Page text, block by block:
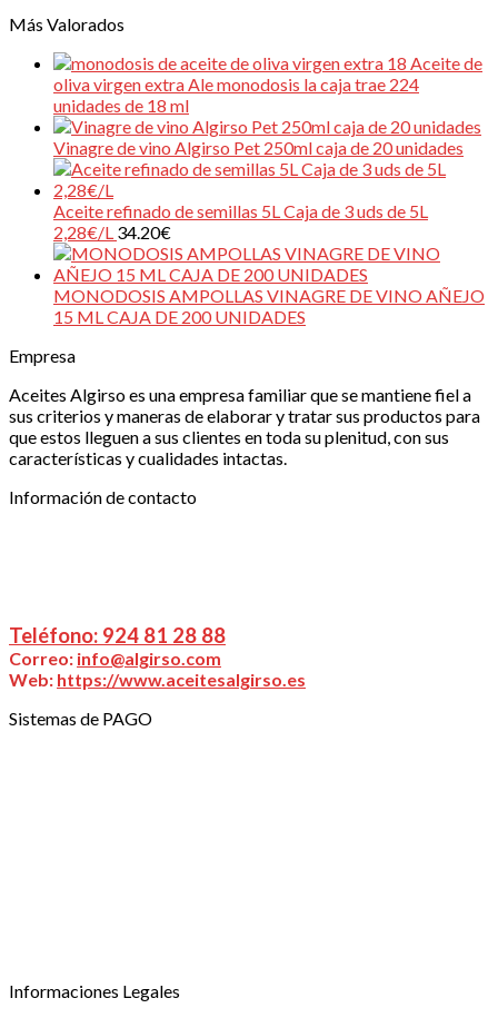
Más Valorados
Aceite de
oliva virgen extra Ale monodosis la caja trae 224
unidades de 18 ml
Vinagre de vino Algirso Pet 250ml caja de 20 unidades
Aceite refinado de semillas 5L Caja de 3 uds de 5L
2,28€/L 34.20€
MONODOSIS AMPOLLAS VINAGRE DE VINO AÑEJO
15 ML CAJA DE 200 UNIDADES
Empresa
Aceites Algirso es una empresa familiar que se mantiene fiel a
sus criterios y maneras de elaborar y tratar sus productos para
que estos lleguen a sus clientes en toda su plenitud, con sus
características y cualidades intactas.
Información de contacto
Teléfono: 924 81 28 88
Correo: info@algirso.com
Web: https://www.aceitesalgirso.es
Sistemas de PAGO
Informaciones Legales